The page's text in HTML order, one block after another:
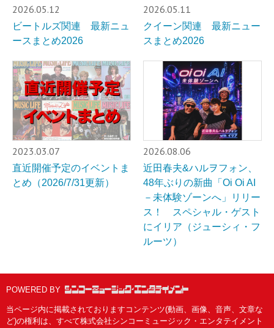
2026.05.12
ビートルズ関連 最新ニュ
ースまとめ2026
2026.05.11
クイーン関連 最新ニュー
スまとめ2026
2023.03.07
直近開催予定のイベントま
とめ（2026/7/31更新）
2026.08.06
近田春夫&ハルヲフォン、
48年ぶりの新曲「Oi Oi AI
－未体験ゾーンへ」リリー
ス！ スペシャル・ゲスト
にイリア（ジューシィ・フ
ルーツ）
POWERED BY
当ページ内に掲載されておりますコンテンツ(動画、画像、音声、文章な
ど)の権利は、すべて株式会社シンコーミュージック・エンタテイメント